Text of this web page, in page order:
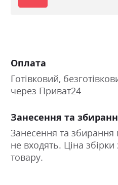
спальне місце
Оплата
Готівковий,
через Приват24
Занесення та
Занесення та збирання
не входять. Ціна
товару.